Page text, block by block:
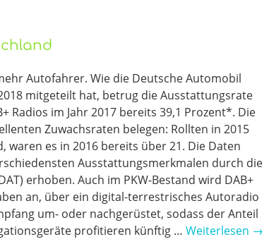
Autofahrer. Wie die Deutsche Automobil
mitgeteilt hat, betrug die Ausstattungsrate
Radios im Jahr 2017 bereits 39,1 Prozent*. Die
Zuwachsraten belegen: Rollten in 2015
waren es in 2016 bereits über 21. Die Daten
Ausstattungsmerkmalen durch die
erhoben. Auch im PKW-Bestand wird DAB+
an, über ein digital-terrestrisches Autoradio
um- oder nachgerüstet, sodass der Anteil
profitieren künftig … Weiterlesen →